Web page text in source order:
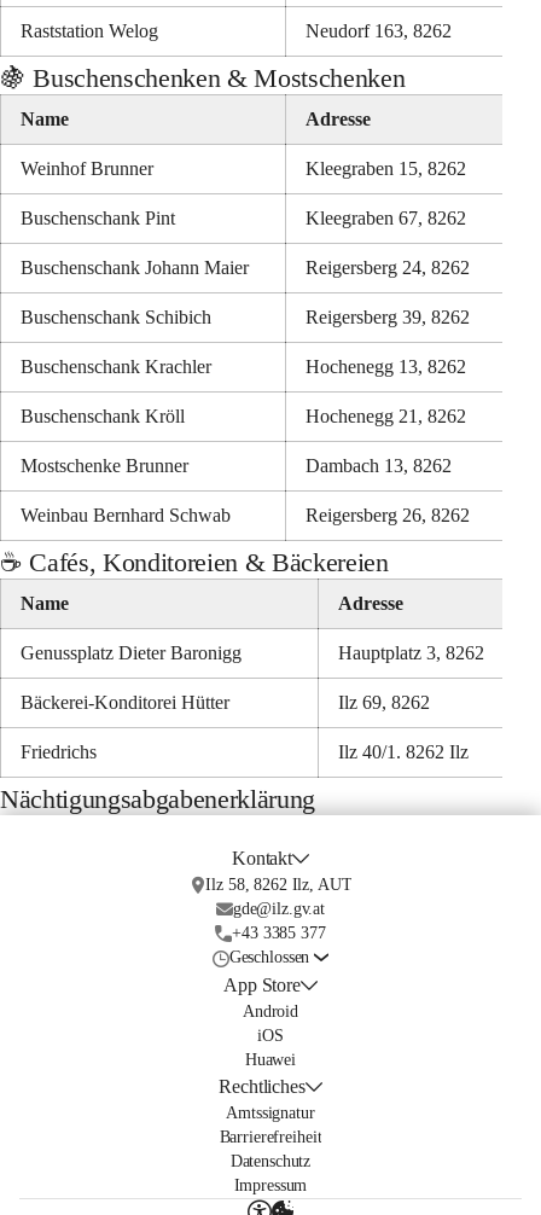
Raststation Welog Neudorf 163, 8262
🍇 Buschenschenken & Mostschenken
Name Adresse
Weinhof Brunner Kleegraben 15, 8262
Buschenschank Pint Kleegraben 67, 8262
Buschenschank Johann Maier Reigersberg 24, 8262
Buschenschank Schibich Reigersberg 39, 8262
Buschenschank Krachler Hochenegg 13, 8262
Buschenschank Kröll Hochenegg 21, 8262
Mostschenke Brunner Dambach 13, 8262
Weinbau Bernhard Schwab Reigersberg 26, 8262
☕ Cafés, Konditoreien & Bäckereien
Name Adresse
Genussplatz Dieter Baronigg Hauptplatz 3, 8262
Bäckerei-Konditorei Hütter Ilz 69, 8262
Friedrichs Ilz 40/1. 8262 Ilz
Nächtigungsabgabenerklärung
Kontakt
Ilz 58, 8262 Ilz, AUT
gde@ilz.gv.at
+43 3385 377
Geschlossen
App Store
Android
iOS
Huawei
Rechtliches
Amtssignatur
Barrierefreiheit
Datenschutz
Impressum